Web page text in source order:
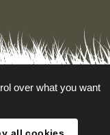
over what you want